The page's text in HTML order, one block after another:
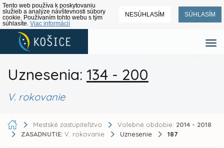
Tento web používa k poskytovaniu
služieb a analýze návštevnosti súbory
cookie. Používaním tohto webu s tým
súhlasíte. Viac informácií
NESÚHLASÍM SÚHLASÍM
Uznesenia: 134 - 200
V. rokovanie
Mestské zastupiteľstvo Volebné obdobie: 2014 - 2018
ZASADNUTIE: V. rokovanie Uznesenie 187